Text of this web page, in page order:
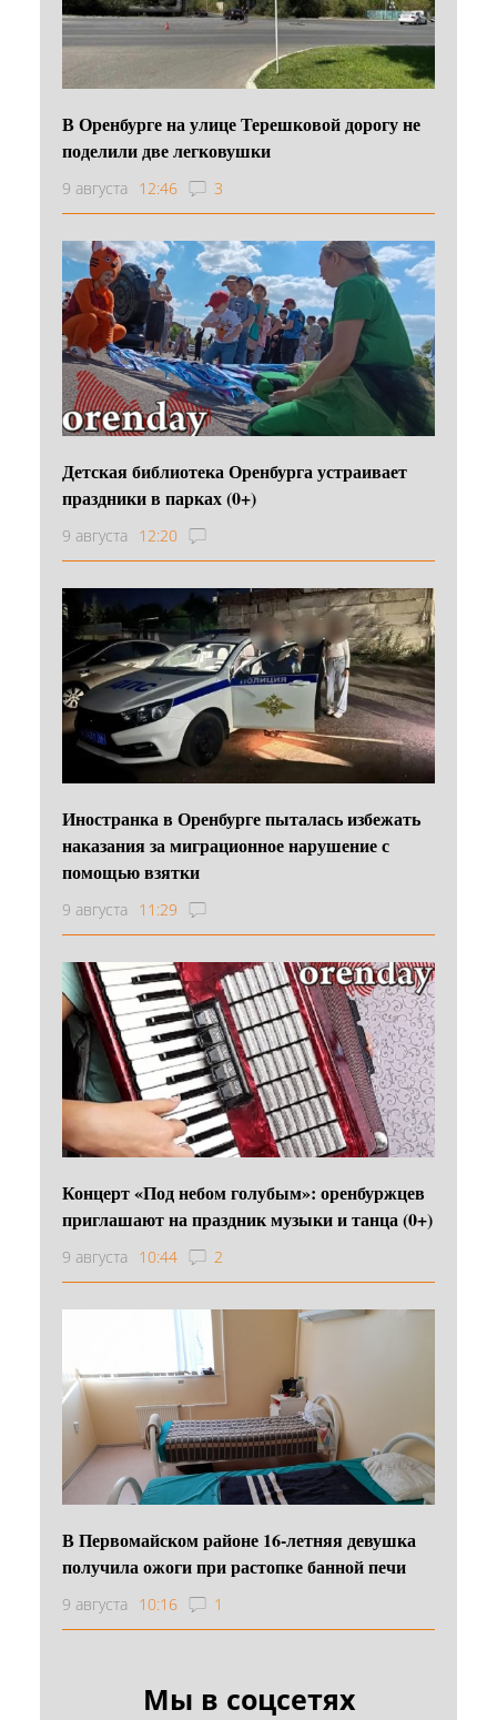
В Оренбурге на улице Терешковой дорогу не
поделили две легковушки
9 августа 12:46 3
Детская библиотека Оренбурга устраивает
праздники в парках (0+)
9 августа 12:20
Иностранка в Оренбурге пыталась избежать
наказания за миграционное нарушение с
помощью взятки
9 августа 11:29
Концерт «Под небом голубым»: оренбуржцев
приглашают на праздник музыки и танца (0+)
9 августа 10:44 2
В Первомайском районе 16‑летняя девушка
получила ожоги при растопке банной печи
9 августа 10:16 1
Мы в соцсетях